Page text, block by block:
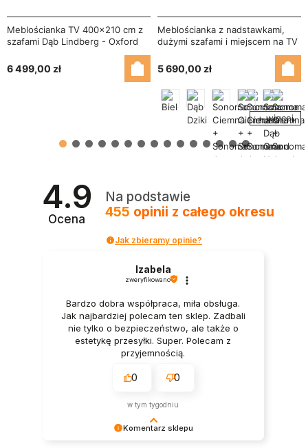
Meblościanka TV 400x210 cm z
szafami Dąb Lindberg - Oxford
6 499,00 zł
Meblościanka z nadstawkami,
dużymi szafami i miejscem na TV
370×210 cm Sonoma Jasna / Dąb
Grand Naturalny – TAJGA
5 690,00 zł
+ więcej
4.9
Ocena
Na podstawie
455 opinii z całego okresu
Jak zbieramy opinie?
Komentarz sklepu
Izabela
zweryfikowano
Bardzo dobra współpraca, miła obsługa.
Jak najbardziej polecam ten sklep. Zadbali
nie tylko o bezpieczeństwo, ale także o
estetykę przesyłki. Super. Polecam z
przyjemnością.
0 0
w tym tygodniu